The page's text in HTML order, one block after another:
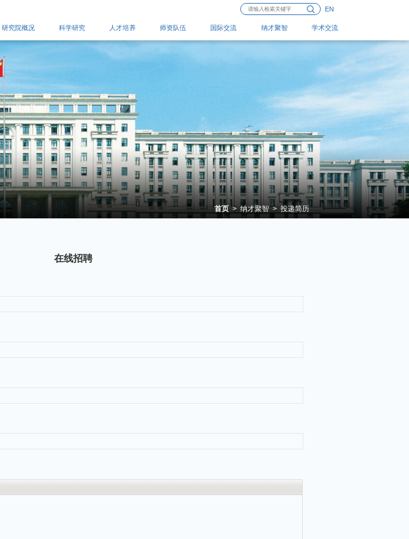
EN
研究院概况 科学研究 人才培养 师资队伍 国际交流 纳才聚智 学术交流
首页 > 纳才聚智 > 投递简历
在线招聘